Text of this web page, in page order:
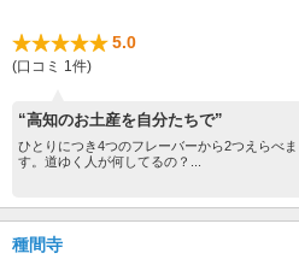
5.0
(口コミ 1件)
“高知のお土産を自分たちで”
ひとりにつき4つのフレーバーから2つえらべ
す。道ゆく人が何してるの？...
種間寺